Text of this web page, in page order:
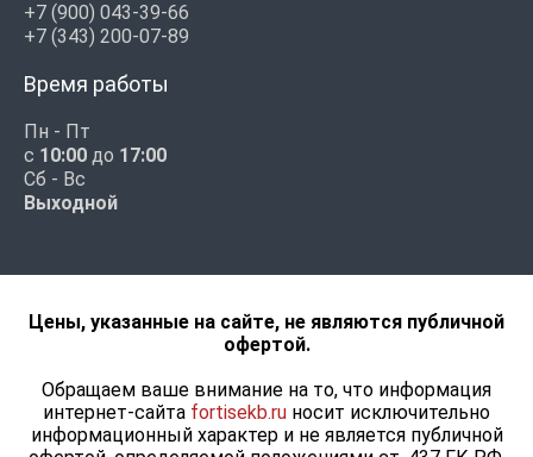
+7 (900) 043-39-66
+7 (343) 200-07-89
Время работы
Пн - Пт
с 10:00 до 17:00
Сб - Вс
Выходной
Цены, указанные на сайте, не являются публичной
офертой.
Обращаем ваше внимание на то, что информация
интернет-сайта fortisekb.ru носит исключительно
информационный характер и не является публичной